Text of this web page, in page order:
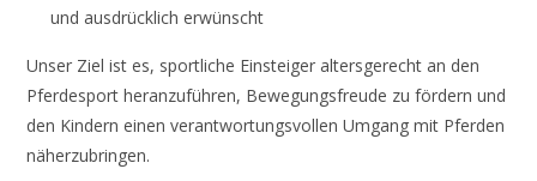
und ausdrücklich erwünscht
Unser Ziel ist es, sportliche Einsteiger altersgerecht an den
Pferdesport heranzuführen, Bewegungsfreude zu fördern und
den Kindern einen verantwortungsvollen Umgang mit Pferden
näherzubringen.